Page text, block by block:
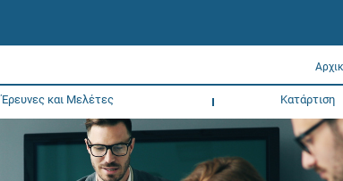
Έρευνες και Μελέτες Κατάρτιση